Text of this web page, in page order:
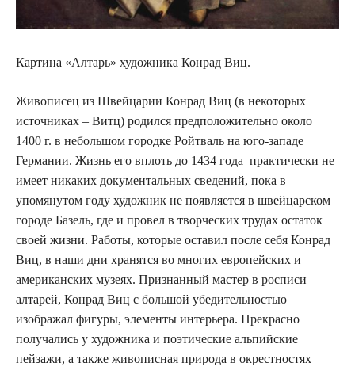
Картина «Алтарь» художника Конрад Виц.
Живописец из Швейцарии Конрад Виц (в некоторых
источниках – Витц) родился предположительно около
1400 г. в небольшом городке Ройтваль на юго-западе
Германии. Жизнь его вплоть до 1434 года практически не
имеет никаких документальных сведений, пока в
упомянутом году художник не появляется в швейцарском
городе Базель, где и провел в творческих трудах остаток
своей жизни. Работы, которые оставил после себя Конрад
Виц, в наши дни хранятся во многих европейских и
американских музеях. Признанный мастер в росписи
алтарей, Конрад Виц с большой убедительностью
изображал фигуры, элементы интерьера. Прекрасно
получались у художника и поэтические альпийские
пейзажи, а также живописная природа в окрестностях